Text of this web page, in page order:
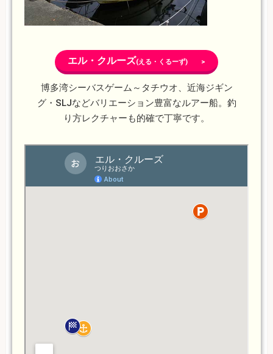
エル・クルーズ(える・くるーず) >
博多湾シーバスゲーム～タチウオ、近海ジギン
グ・SLJなどバリエーション豊富なルアー船。釣
り方レクチャーも的確で丁寧です。